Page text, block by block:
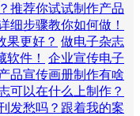
推荐你试试制作产品
细步骤教你如何做！
果更好？ 做电子杂志
件！
企业宣传电子
品宣传画册制作有啥
可以在什么上制作？
发愁吗？跟着我的案